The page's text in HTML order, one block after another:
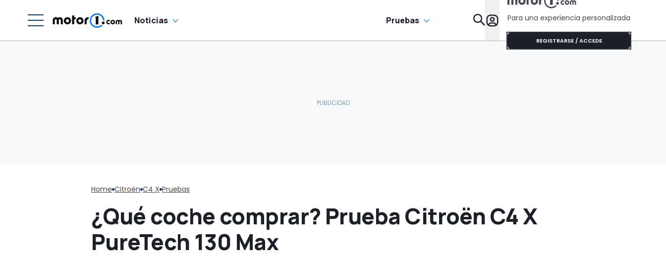
Noticias Pruebas Para una experiencia personalizada
REGISTRARSE / ACCEDE
Home Citroën C4 X Pruebas
¿Qué coche comprar? Prueba Citroën C4 X
PureTech 130 Max